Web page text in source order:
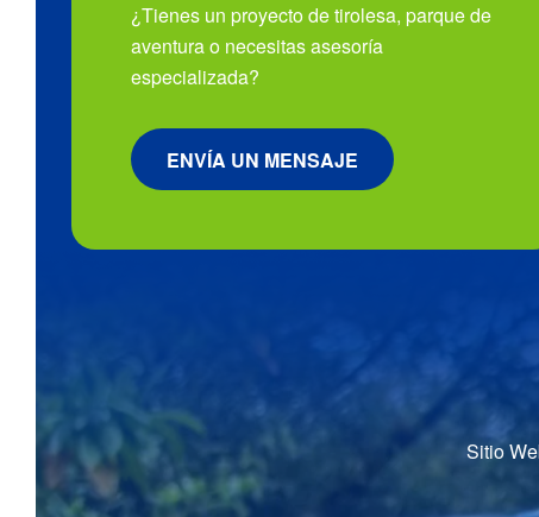
¿Tienes un proyecto de tirolesa, parque de
aventura o necesitas asesoría
especializada?
ENVÍA UN MENSAJE
Sitio